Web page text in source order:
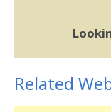
Related